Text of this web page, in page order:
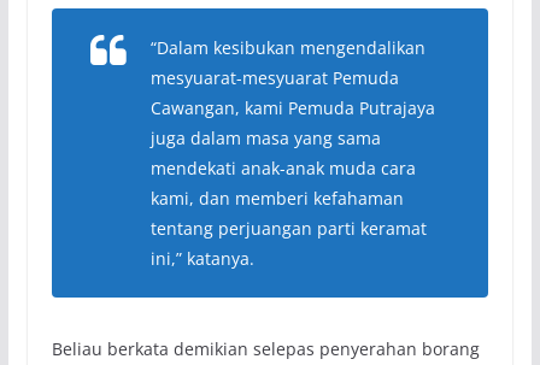
“Dalam kesibukan mengendalikan
mesyuarat-mesyuarat Pemuda
Cawangan, kami Pemuda Putrajaya
juga dalam masa yang sama
mendekati anak-anak muda cara
kami, dan memberi kefahaman
tentang perjuangan parti keramat
ini,” katanya.
Beliau berkata demikian selepas penyerahan borang